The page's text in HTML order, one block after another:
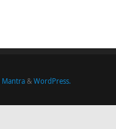
Mantra& WordPress.